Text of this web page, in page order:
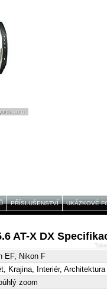
PŘÍSLUŠENSTVÍ UKÁZKOVÉ
AT-X DX
EF, Nikon F
Krajina, Interiér, Architektura
zoom